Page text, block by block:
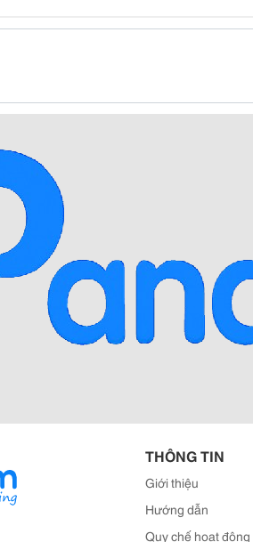
THÔNG TIN
Giới thiệu
Hướng dẫn
Quy chế hoạt động